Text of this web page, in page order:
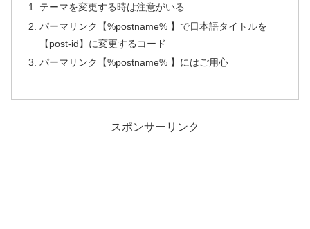
テーマを変更する時は注意がいる
パーマリンク【%postname% 】で日本語タイトルを
【post-id】に変更するコード
パーマリンク【%postname% 】にはご用心
スポンサーリンク